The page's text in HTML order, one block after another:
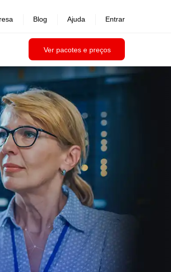
Ver pacotes e preços
Blog Ajuda Entrar